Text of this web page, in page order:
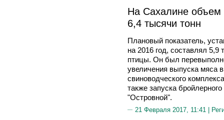
На Сахалине объем
6,4 тысячи тонн
Плановый показатель,
на 2016 год, составлял
птицы. Он был
увеличения выпуска мяса
свиноводческого
также запуска
"Островной".
21 Февраля 2017, 11:41 |